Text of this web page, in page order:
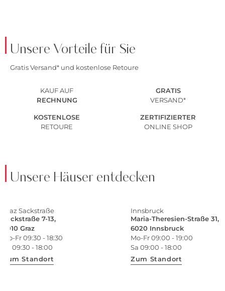
Unsere Vorteile für Sie
Gratis Versand* und kostenlose Retoure
KAUF AUF
RECHNUNG
GRATIS
VERSAND*
KOSTENLOSE
RETOURE
ZERTIFIZIERTER
ONLINE SHOP
Unsere Häuser entdecken
Graz Sackstraße
Sackstraße 7-13,
8010 Graz
Mo-Fr 09:30 - 18:30
Sa 09:30 - 18:00
Zum Standort
Innsbruck
Maria-Theresien-Straße 31,
6020 Innsbruck
Mo-Fr 09:00 - 19:00
Sa 09:00 - 18:00
Zum Standort